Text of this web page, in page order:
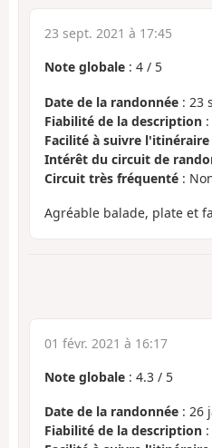
23 sept. 2021 à 17:45
Note globale : 4 / 5
Date de la randonnée : 23
Fiabilité de la description
Facilité à suivre l'itinéraire
Intérêt du circuit de
Circuit très fréquenté :
Agréable balade, plate et
01 févr. 2021 à 16:17
Note globale : 4.3 / 5
Date de la randonnée : 26
Fiabilité de la description